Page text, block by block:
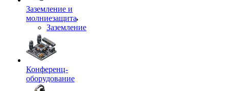
Заземление и
молниезащита
Заземление
Конференц-
оборудование